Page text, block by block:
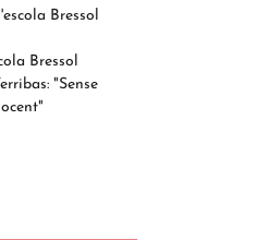
Bressol
Bressol
"sense